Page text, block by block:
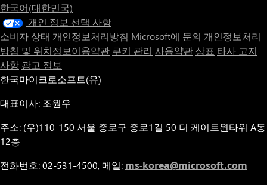
한국어(대한민국)
개인 정보 선택 사항
소비자 상태 개인정보처리방침 Microsoft에 문의 개인정보처리
방침 및 위치정보이용약관 쿠키 관리 사용약관 상표 타사 고지
사항 광고 정보
한국마이크로소프트(유)
대표이사: 조원우
주소: (우)110-150 서울 종로구 종로1길 50 더 케이트윈타워 A동
12층
전화번호: 02-531-4500, 메일: ms-korea@microsoft.com